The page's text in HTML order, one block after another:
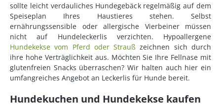
sollte leicht verdauliches Hundegebäck regelmäßig auf dem
Speiseplan Ihres Haustieres stehen. Selbst
ernährungssensible oder allergische Vierbeiner müssen
nicht auf Hundeleckerlis verzichten. Hypoallergene
Hundekekse vom Pferd oder Strauß zeichnen sich durch
ihre hohe Verträglichkeit aus. Möchten Sie Ihre Fellnase mit
glutenfreien Snacks überraschen? Wir halten auch hier ein
umfangreiches Angebot an Leckerlis für Hunde bereit.
Hundekuchen und Hundekekse kaufen